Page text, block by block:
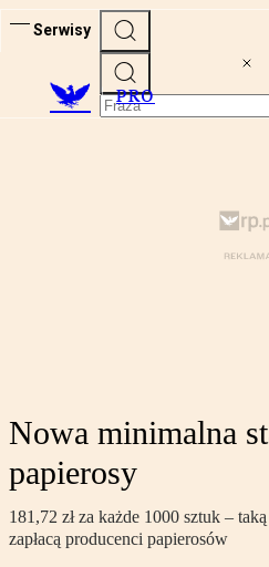
Serwisy
PRO
Nowa minimalna
papierosy
181,72 zł za każde 1000 sztuk –
zapłacą producenci papierosów